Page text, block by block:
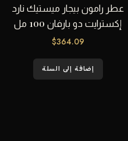
عطر رامون بيجار ميستيك نارد
إكسترايت دو بارفان 100 مل
$364.09
إضافة إلى السلة